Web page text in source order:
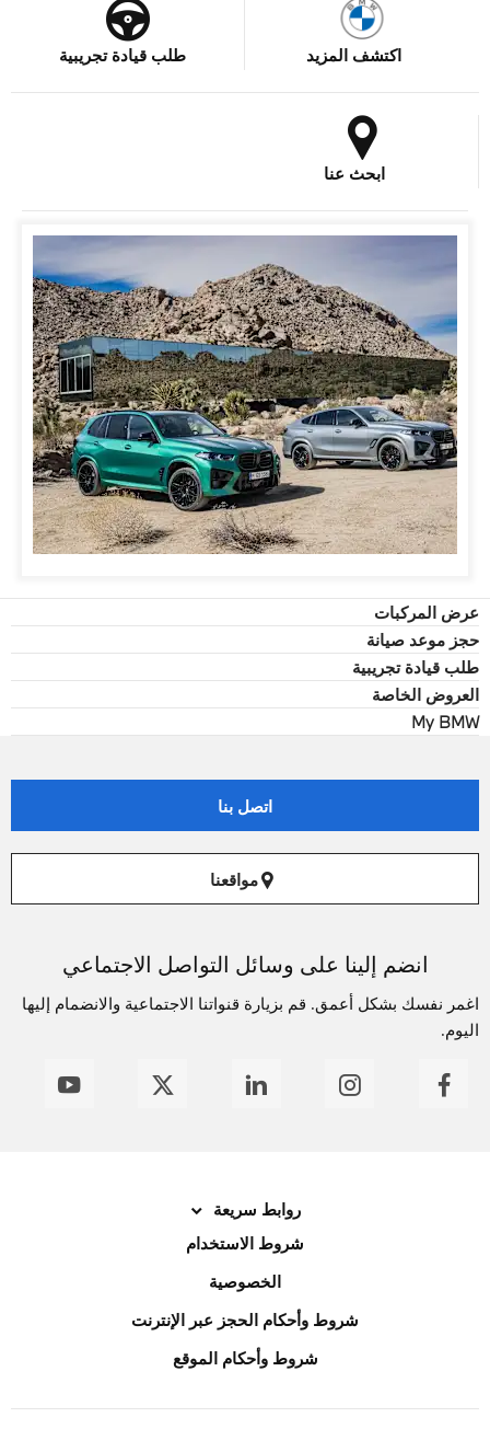
اكتشف المزيد طلب قيادة تجريبية
ابحث عنا
عرض المركبات
حجز موعد صيانة
طلب قيادة تجريبية
العروض الخاصة
My BMW
اتصل بنا
مواقعنا
انضم إلينا على وسائل التواصل الاجتماعي
اغمر نفسك بشكل أعمق. قم بزيارة قنواتنا الاجتماعية والانضمام إليها
اليوم.
روابط سريعة
شروط الاستخدام
الخصوصية
شروط وأحكام الحجز عبر الإنترنت
شروط وأحكام الموقع